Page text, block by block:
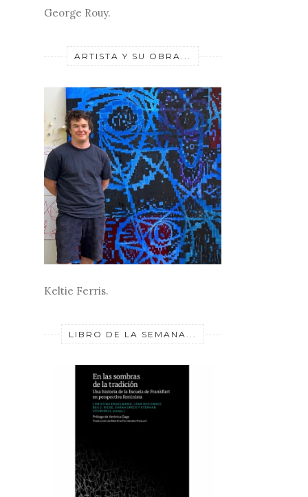
George Rouy.
ARTISTA Y SU OBRA...
Keltie Ferris.
LIBRO DE LA SEMANA...